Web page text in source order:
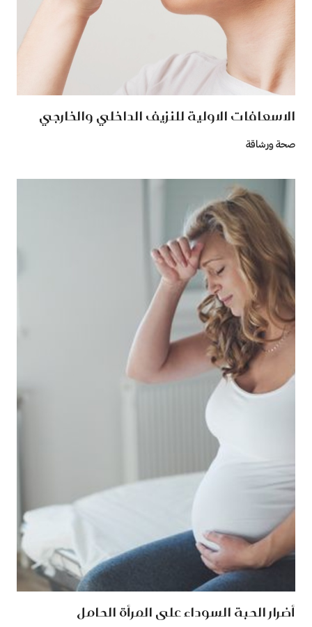
الاسعافات الاولية للنزيف الداخلي والخارجي
صحة ورشاقة
أضرار الحبة السوداء على المرأة الحامل